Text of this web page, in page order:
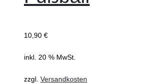
10,90 €
inkl. 20 % MwSt.
zzgl. Versandkosten